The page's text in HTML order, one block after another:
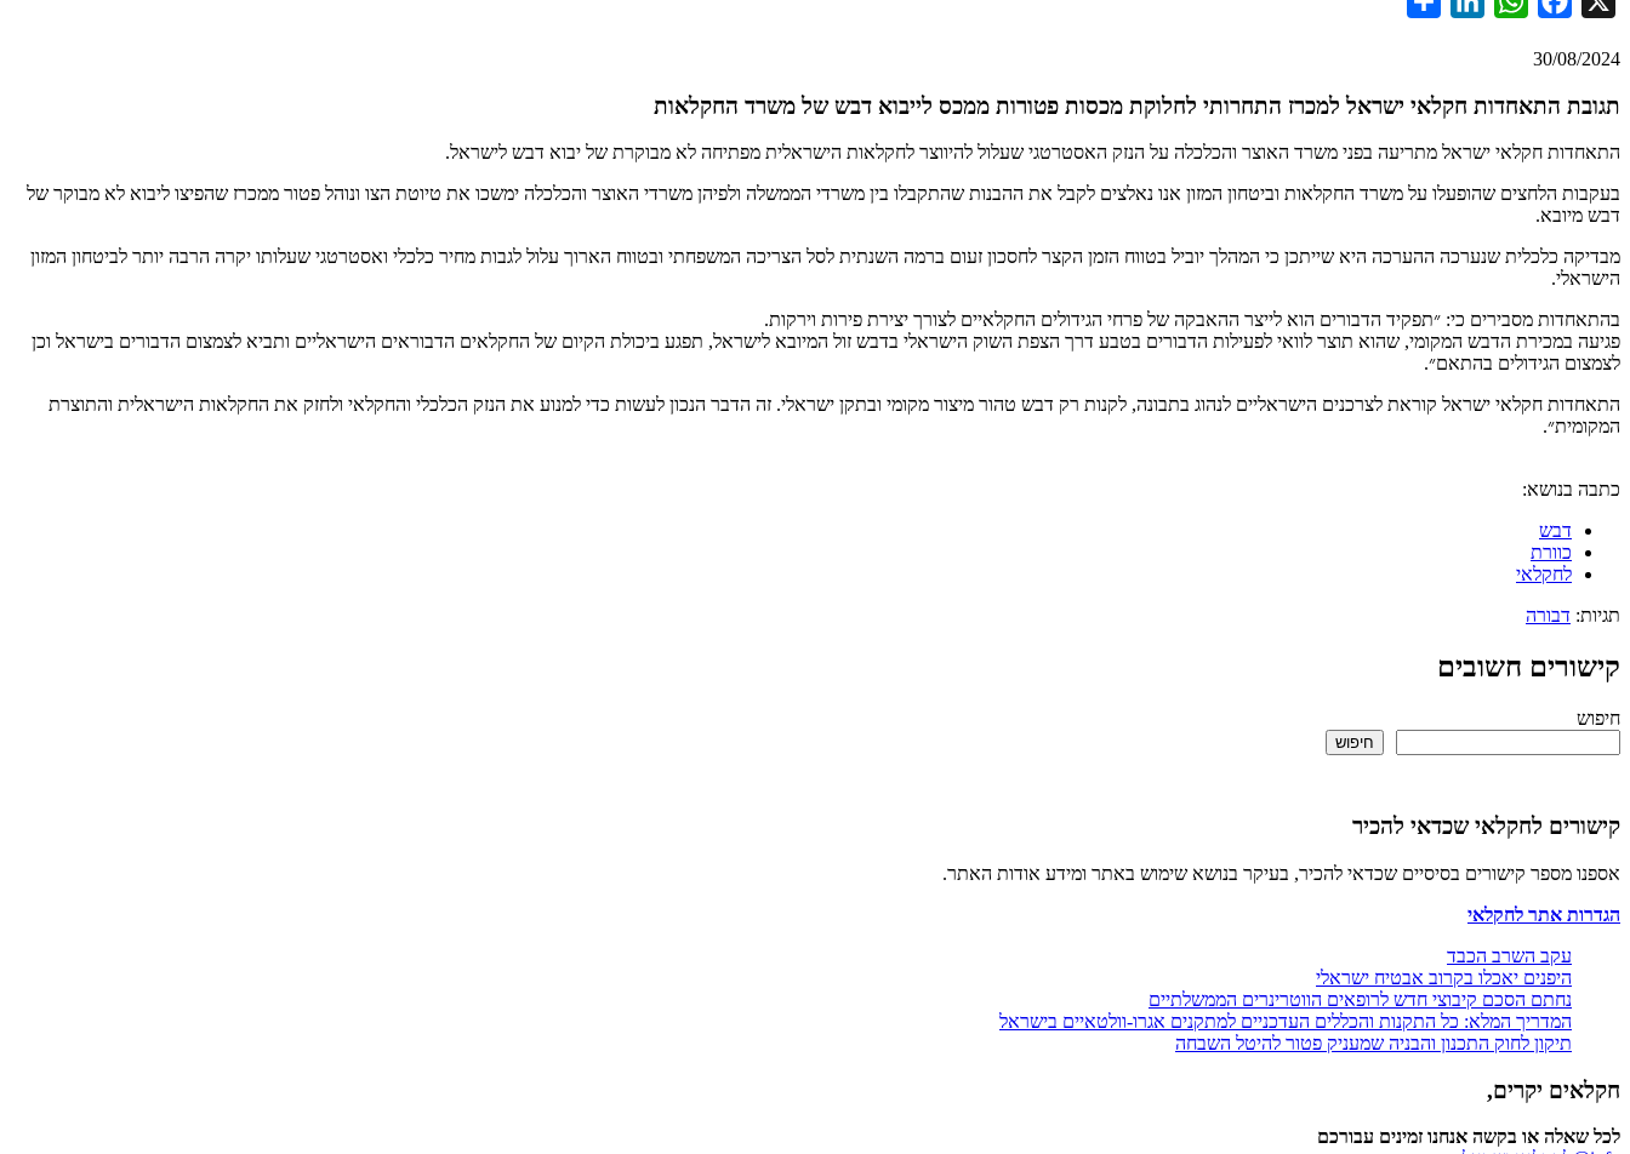
30/08/2024
תגובת התאחדות חקלאי ישראל למכרז התחרותי לחלוקת מכסות פטורות ממכס לייבוא דבש של משרד החקלאות
התאחדות חקלאי ישראל מתריעה בפני משרד האוצר והכלכלה על הנזק האסטרטגי שעלול להיווצר לחקלאות הישראלית מפתיחה לא מבוקרת של יבוא דבש לישראל.
בעקבות הלחצים שהופעלו על משרד החקלאות וביטחון המזון אנו נאלצים לקבל את ההבנות שהתקבלו בין משרדי הממשלה ולפיהן משרדי האוצר והכלכלה ימשכו את טיוטת הצו ונוהל פטור ממכרז שהפיצו ליבוא לא מבוקר של
דבש מיובא.
מבדיקה כלכלית שנערכה ההערכה היא שייתכן כי המהלך יוביל בטווח הזמן הקצר לחסכון זעום ברמה השנתית לסל הצריכה המשפחתי ובטווח הארוך עלול לגבות מחיר כלכלי ואסטרטגי שעלותו יקרה הרבה יותר לביטחון המזון
הישראלי.
בהתאחדות מסבירים כי: ״תפקיד הדבורים הוא לייצר ההאבקה של פרחי הגידולים החקלאיים לצורך יצירת פירות וירקות.
פגיעה במכירת הדבש המקומי, שהוא תוצר לוואי לפעילות הדבורים בטבע דרך הצפת השוק הישראלי בדבש זול המיובא לישראל, תפגע ביכולת הקיום של החקלאים הדבוראים הישראליים ותביא לצמצום הדבורים בישראל וכן
לצמצום הגידולים בהתאם״.
התאחדות חקלאי ישראל קוראת לצרכנים הישראליים לנהוג בתבונה, לקנות רק דבש טהור מיצור מקומי ובתקן ישראלי. זה הדבר הנכון לעשות כדי למנוע את הנזק הכלכלי והחקלאי ולחזק את החקלאות הישראלית והתוצרת
המקומית״.
כתבה בנושא:
דבש
כוורת
לחקלאי
תגיות: דבורה
קישורים חשובים
חיפוש
חיפוש
קישורים לחקלאי שכדאי להכיר
אספנו מספר קישורים בסיסיים שכדאי להכיר, בעיקר בנושא שימוש באתר ומידע אודות האתר.
הגדרות אתר לחקלאי
עקב השרב הכבד
היפנים יאכלו בקרוב אבטיח ישראלי
נחתם הסכם קיבוצי חדש לרופאים הווטרינרים הממשלתיים
המדריך המלא: כל התקנות והכללים העדכניים למתקנים אגרו-וולטאיים בישראל
תיקון לחוק התכנון והבניה שמעניק פטור להיטל השבחה
חקלאים יקרים,
לכל שאלה או בקשה אנחנו זמינים עבורכם